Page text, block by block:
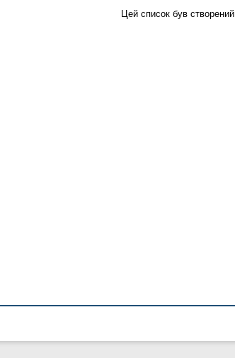
Цей список був створений